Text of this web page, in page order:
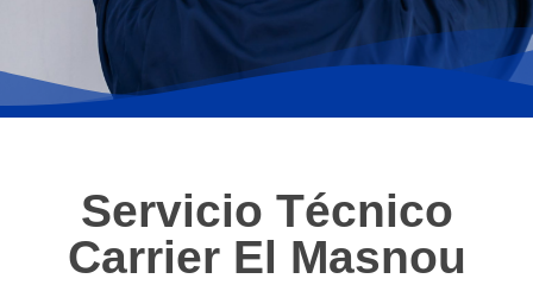
Servicio Técnico
Carrier El Masnou